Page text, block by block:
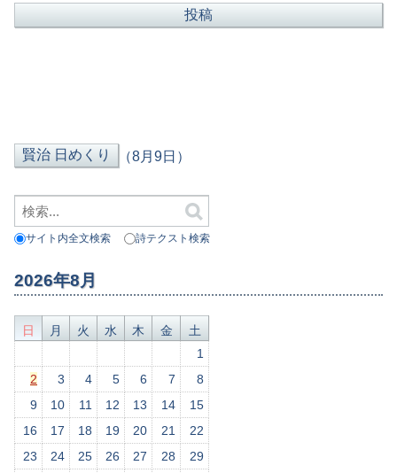
（8月9日）
サイト内全文検索 詩テクスト検索
2026年8月
日 月 火 水 木 金
土
1
2
3 4 5 6 7
8
9
10 11 12 13 14
15
16
17 18 19 20 21
22
23
24 25 26 27 28 29